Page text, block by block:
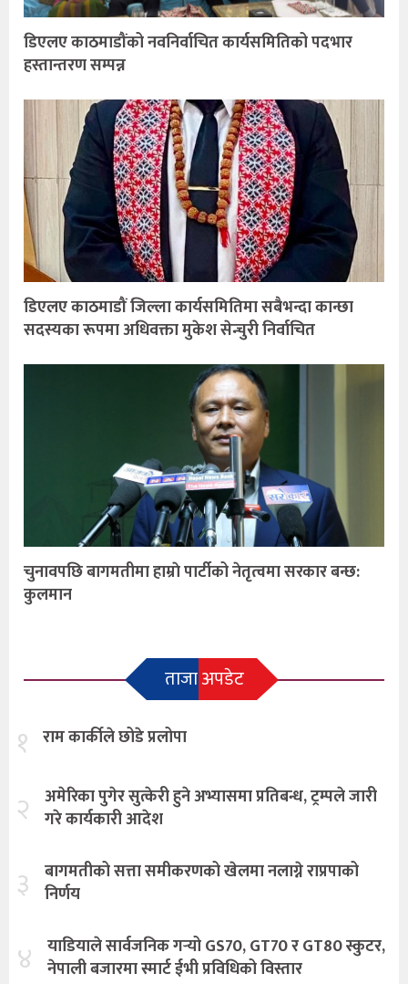
डिएलए काठमाडौंको नवनिर्वाचित कार्यसमितिको पदभार
हस्तान्तरण सम्पन्न
डिएलए काठमाडौं जिल्ला कार्यसमितिमा सबैभन्दा कान्छा
सदस्यका रूपमा अधिवक्ता मुकेश सेन्चुरी निर्वाचित
चुनावपछि बागमतीमा हाम्राे पार्टीको नेतृत्वमा सरकार बन्छ:
कुलमान
ताजा अपडेट
१ राम कार्कीले छोडे प्रलोपा
२ अमेरिका पुगेर सुत्केरी हुने अभ्यासमा प्रतिबन्ध, ट्रम्पले जारी
गरे कार्यकारी आदेश
३ बागमतीको सत्ता समीकरणको खेलमा नलाग्ने राप्रपाको
निर्णय
४ याडियाले सार्वजनिक गर्‍यो GS70, GT70 र GT80 स्कुटर,
नेपाली बजारमा स्मार्ट ईभी प्रविधिको विस्तार